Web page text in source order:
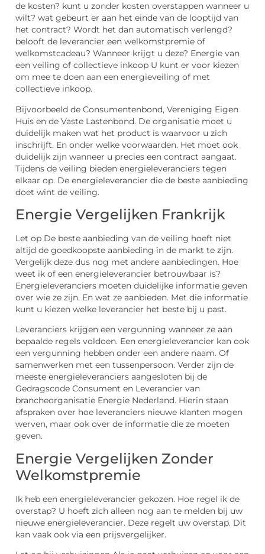
de kosten? kunt u zonder kosten overstappen wanneer u
wilt? wat gebeurt er aan het einde van de looptijd van
het contract? Wordt het dan automatisch verlengd?
belooft de leverancier een welkomstpremie of
welkomstcadeau? Wanneer krijgt u deze? Energie van
een veiling of collectieve inkoop U kunt er voor kiezen
om mee te doen aan een energieveiling of met
collectieve inkoop.
Bijvoorbeeld de Consumentenbond, Vereniging Eigen
Huis en de Vaste Lastenbond. De organisatie moet u
duidelijk maken wat het product is waarvoor u zich
inschrijft. En onder welke voorwaarden. Het moet ook
duidelijk zijn wanneer u precies een contract aangaat.
Tijdens de veiling bieden energieleveranciers tegen
elkaar op. De energieleverancier die de beste aanbieding
doet wint de veiling.
Energie Vergelijken Frankrijk
Let op De beste aanbieding van de veiling hoeft niet
altijd de goedkoopste aanbieding in de markt te zijn.
Vergelijk deze dus nog met andere aanbiedingen. Hoe
weet ik of een energieleverancier betrouwbaar is?
Energieleveranciers moeten duidelijke informatie geven
over wie ze zijn. En wat ze aanbieden. Met die informatie
kunt u kiezen welke leverancier het beste bij u past.
Leveranciers krijgen een vergunning wanneer ze aan
bepaalde regels voldoen. Een energieleverancier kan ook
een vergunning hebben onder een andere naam. Of
samenwerken met een tussenpersoon. Verder zijn de
meeste energieleveranciers aangesloten bij de
Gedragscode Consument en Leverancier van
brancheorganisatie Energie Nederland. Hierin staan
afspraken over hoe leveranciers nieuwe klanten mogen
werven, maar ook over de informatie die ze moeten
geven.
Energie Vergelijken Zonder
Welkomstpremie
Ik heb een energieleverancier gekozen. Hoe regel ik de
overstap? U hoeft zich alleen nog aan te melden bij uw
nieuwe energieleverancier. Deze regelt uw overstap. Dit
kan vaak ook via een prijsvergelijker.